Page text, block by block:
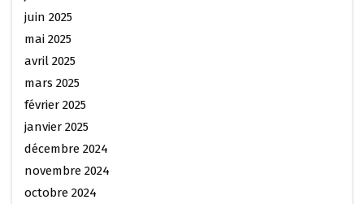
juin 2025
mai 2025
avril 2025
mars 2025
février 2025
janvier 2025
décembre 2024
novembre 2024
octobre 2024